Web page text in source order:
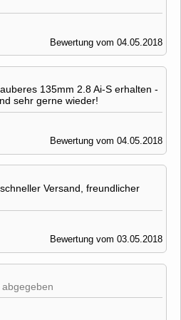
Bewertung vom 04.05.2018
135mm 2.8 Ai-S erhalten -
sehr gerne wieder!
Bewertung vom 04.05.2018
Versand, freundlicher
Bewertung vom 03.05.2018